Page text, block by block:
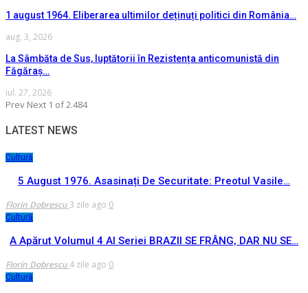
1 august 1964. Eliberarea ultimilor deținuți politici din România…
aug. 3, 2026
La Sâmbăta de Sus, luptătorii în Rezistența anticomunistă din
Făgăraș…
iul. 27, 2026
Prev Next 1 of 2.484
LATEST NEWS
Cultură
5 August 1976. Asasinați De Securitate: Preotul Vasile…
Florin Dobrescu3 zile ago 0
Cultură
A Apărut Volumul 4 Al Seriei BRAZII SE FRÂNG, DAR NU SE…
Florin Dobrescu 4 zile ago 0
Cultură